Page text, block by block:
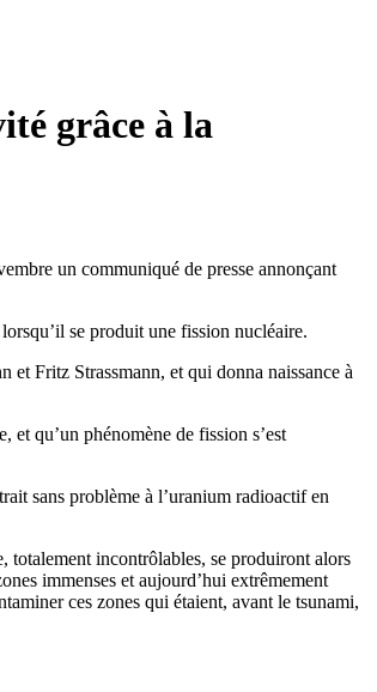
grâce à la
un communiqué de presse annonçant
se produit une fission nucléaire.
Fritz Strassmann, et qui donna naissance à
et qu’un phénomène de fission s’est
sans problème à l’uranium radioactif en
totalement incontrôlables, se produiront alors
immenses et aujourd’hui extrêmement
ces zones qui étaient, avant le tsunami,